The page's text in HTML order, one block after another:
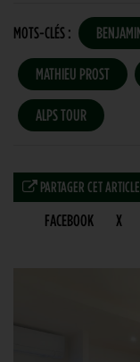
MOTS-CLÉS :
MATHIEU PROST
ALPS TOUR
PARTAGER CET ARTICLE
FACEBOOK X